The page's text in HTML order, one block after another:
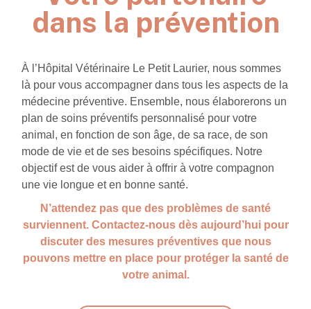
dans la prévention
À l’Hôpital Vétérinaire Le Petit Laurier, nous sommes
là pour vous accompagner dans tous les aspects de la
médecine préventive. Ensemble, nous élaborerons un
plan de soins préventifs personnalisé pour votre
animal, en fonction de son âge, de sa race, de son
mode de vie et de ses besoins spécifiques. Notre
objectif est de vous aider à offrir à votre compagnon
une vie longue et en bonne santé.
N’attendez pas que des problèmes de santé
surviennent. Contactez-nous dès aujourd’hui pour
discuter des mesures préventives que nous
pouvons mettre en place pour protéger la santé de
votre animal.